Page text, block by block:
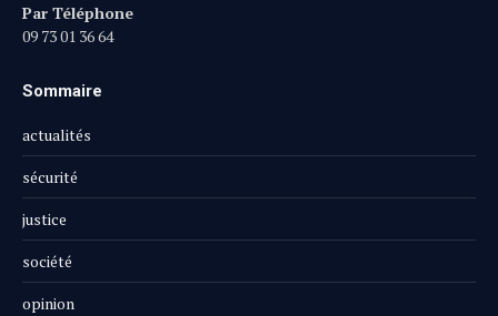
Par Téléphone
09 73 01 36 64
Sommaire
actualités
sécurité
justice
société
opinion